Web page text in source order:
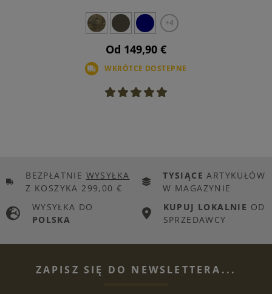
+4
Od 149,90 €
WKRÓTCE DOSTEPNE
BEZPŁATNIE WYSYŁKA
Z KOSZYKA 299,00 €
TYSIĄCE ARTYKUŁÓW
W MAGAZYNIE
WYSYŁKA DO
POLSKA
KUPUJ LOKALNIE OD
SPRZEDAWCY
ZAPISZ SIĘ DO NEWSLETTERA...